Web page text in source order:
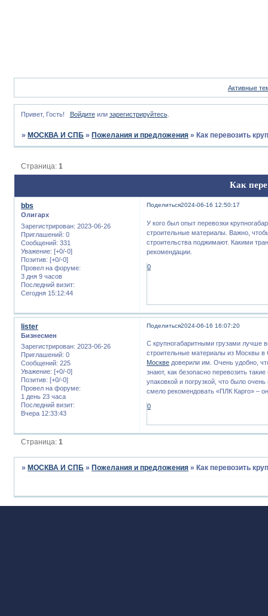
Активные
Привет, Гость! Войдитеили зарегистрируйтесь.
» МОСКВА И СПБ » Пожелания и предложения » Как перевозить
Как
Страница:1
Поделиться2024-06-16 12:50:17
bbs
Олигарх
Зарегистрирован: 2023-06-26
Приглашений: 0
Сообщений: 331
Уважение: [+0/-0]
Позитив: [+0/-0]
Провел на форуме:
3 дня 9 часов
Последний визит:
Сегодня 15:12:44
У кого был опыт перевозки
строительные материалы. Важно,
строительства поджимают. Какими
рекомендации.
0
Поделиться2024-06-16 16:07:20
lister
Бизнесмен
Зарегистрирован: 2023-06-26
Приглашений: 0
Сообщений: 225
Уважение: [+0/-0]
Позитив: [+0/-0]
Провел на форуме:
1 день 23 часа
Последний визит:
Вчера 12:33:43
С крупногабаритными грузами лучше
строительные материалы из Москвы
Москве доверили им. Очень удобно,
знают, как безопасно перевозить
упаковкой и погрузкой, что было
смело рекомендовать «ПЛК Карго» –
0
Страница:1
»МОСКВА И СПБ »Пожелания и предложения »Как перевозить